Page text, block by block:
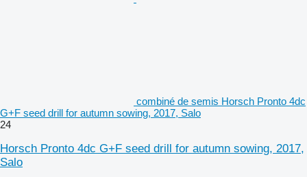
combiné de semis Horsch Pronto 4dc
G+F seed drill for autumn sowing, 2017, Salo
24
Horsch Pronto 4dc G+F seed drill for autumn sowing, 2017,
Salo